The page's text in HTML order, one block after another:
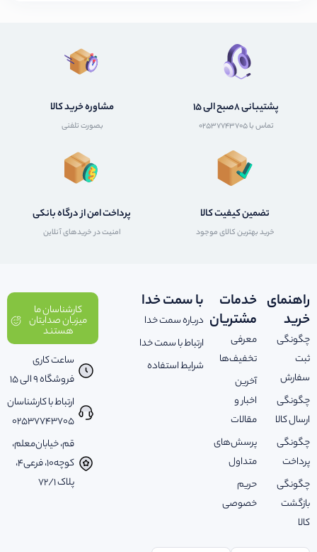
پشتیبانی 8صبح الی 15
تماس با 02537743705
مشاوره خرید کالا
بصورت تلفنی
تضمین کیفیت کالا
خرید بهترین کالای موجود
پرداخت امن از درگاه بانکی
امنیت در خریدهای آنلاین
راهنمای
خرید
چگونگی
ثبت
سفارش
چگونگی
ارسال کالا
چگونگی
پرداخت
چگونگی
بازگشت
کالا
خدمات
مشتریان
معرفی
تخفیف‌ها
آخرین
اخبار و
مقالات
پرسش‌های
متداول
حریم
خصوصی
با سمت خدا
درباره سمت خدا
ارتباط با سمت خدا
شرایط استفاده
کارشناسان ما
میزبان صدایتان
هستند
ساعت کاری
فروشگاه 9 الی 15
ارتباط با کارشناسان
02537743705
قم، خیابان‌معلم،
کوچه‌10، فرعی‌4،
پلاک ‌72/1